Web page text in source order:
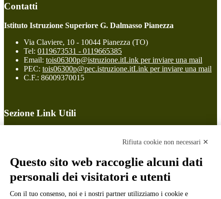
Contatti
Istituto Istruzione Superiore G. Dalmasso Pianezza
Via Claviere, 10 - 10044 Pianezza (TO)
Tel: 0119673531 - 0119665385
Email: tois06300p@istruzione.itLink per inviare una mail
PEC: tois06300p@pec.istruzione.itLink per inviare una mail
C.F.: 86009370015
Sezione Link Utili
Ufficio Relazioni con il Pubblico
Dichiarazione di accessibilità
Obiettivi di accessibilità
Gestione consensi cookie
Rifiuta cookie non necessari ✕
Questo sito web raccoglie alcuni dati
personali dei visitatori e utenti
Con il tuo consenso, noi e i nostri partner utilizziamo i cookie e